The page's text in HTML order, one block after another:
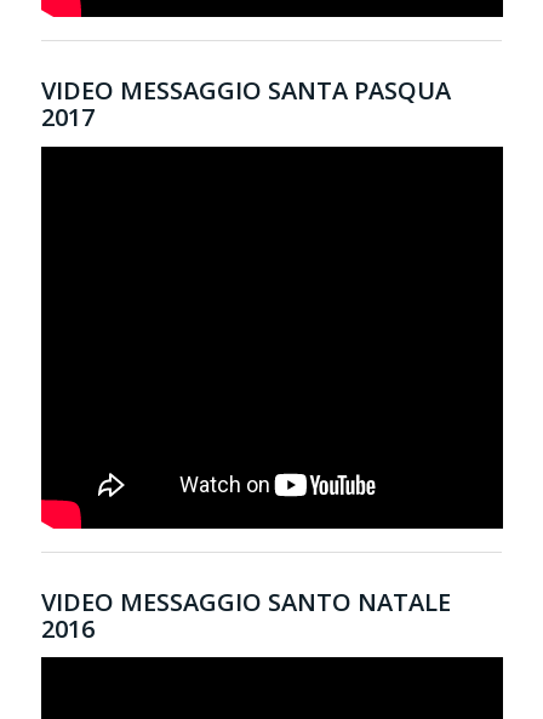
VIDEO MESSAGGIO SANTA PASQUA
2017
VIDEO MESSAGGIO SANTO NATALE
2016